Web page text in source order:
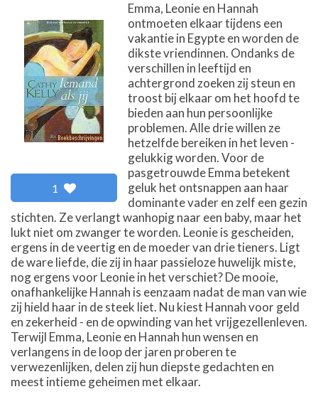
1
Emma, Leonie en Hannah
ontmoeten elkaar tijdens een
vakantie in Egypte en worden de
dikste vriendinnen. Ondanks de
verschillen in leeftijd en
achtergrond zoeken zij steun en
troost bij elkaar om het hoofd te
bieden aan hun persoonlijke
problemen. Alle drie willen ze
hetzelfde bereiken in het leven -
gelukkig worden. Voor de
pasgetrouwde Emma betekent
geluk het ontsnappen aan haar
dominante vader en zelf een gezin
stichten. Ze verlangt wanhopig naar een baby, maar het
lukt niet om zwanger te worden. Leonie is gescheiden,
ergens in de veertig en de moeder van drie tieners. Ligt
de ware liefde, die zij in haar passieloze huwelijk miste,
nog ergens voor Leonie in het verschiet? De mooie,
onafhankelijke Hannah is eenzaam nadat de man van wie
zij hield haar in de steek liet. Nu kiest Hannah voor geld
en zekerheid - en de opwinding van het vrijgezellenleven.
Terwijl Emma, Leonie en Hannah hun wensen en
verlangens in de loop der jaren proberen te
verwezenlijken, delen zij hun diepste gedachten en
meest intieme geheimen met elkaar.